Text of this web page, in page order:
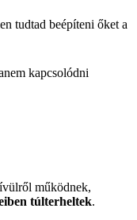
tudtad beépíteni őket a
kapcsolódni
működnek,
túlterheltek.